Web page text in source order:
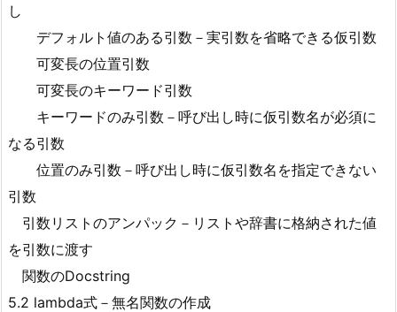
し
デフォルト値のある引数－実引数を省略できる仮引数
可変長の位置引数
可変長のキーワード引数
キーワードのみ引数－呼び出し時に仮引数名が必須に
なる引数
位置のみ引数－呼び出し時に仮引数名を指定できない
引数
引数リストのアンパック－リストや辞書に格納された値
を引数に渡す
関数のDocstring
5.2 lambda式－無名関数の作成